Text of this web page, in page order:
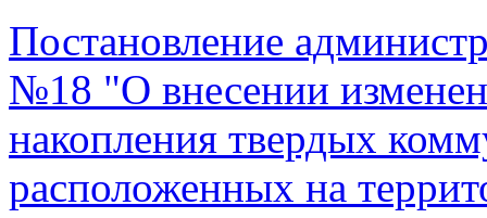
Постановление
№18 "О внесении
накопления твердых
расположенных на